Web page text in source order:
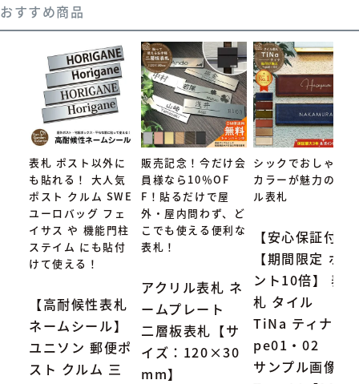
おすすめ商品
表札 ポスト以外に
も貼れる！ 大人気
ポスト クルム SWE
ユーロバッグ フェ
イサス や 機能門柱
ステイム にも貼付
けて使える！
【高耐候性表札
ネームシール】
ユニソン 郵便ポ
スト クルム 三
販売記念！今だけ会
員様なら10％OF
F！貼るだけで屋
外・屋内問わず、ど
こでも使える便利な
表札！
アクリル表札 ネ
ームプレート
二層板表札【サ
イズ：120×30
mm】
シックでおしゃれな
カラーが魅力のタイ
ル表札
【安心保証付】
【期間限定 ポイ
ント10倍】 表
札 タイル
TiNa ティナ Ty
pe01・02
サンプル画像：